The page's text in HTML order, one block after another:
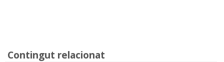
Contingut relacionat